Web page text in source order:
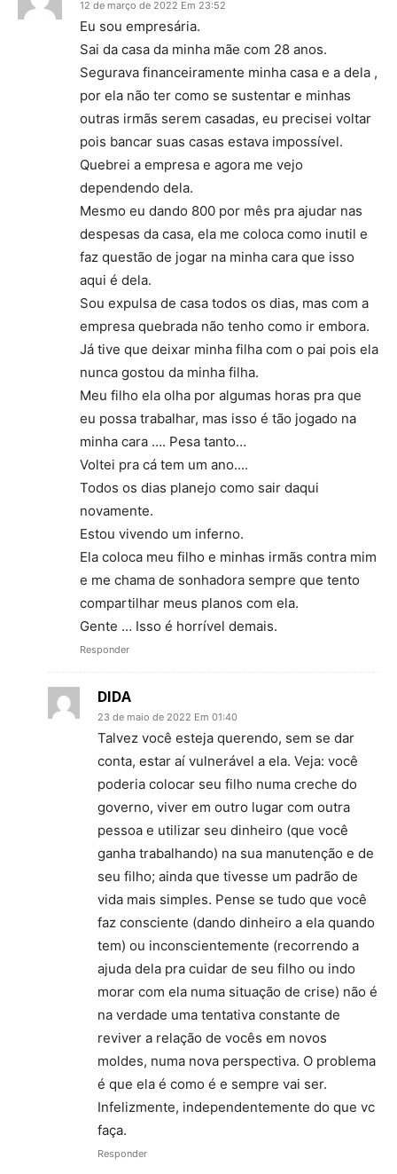
12 de março de 2022 Em 23:52
Eu sou empresária.
Sai da casa da minha mãe com 28 anos.
Segurava financeiramente minha casa e a dela ,
por ela não ter como se sustentar e minhas
outras irmãs serem casadas, eu precisei voltar
pois bancar suas casas estava impossível.
Quebrei a empresa e agora me vejo
dependendo dela.
Mesmo eu dando 800 por mês pra ajudar nas
despesas da casa, ela me coloca como inutil e
faz questão de jogar na minha cara que isso
aqui é dela.
Sou expulsa de casa todos os dias, mas com a
empresa quebrada não tenho como ir embora.
Já tive que deixar minha filha com o pai pois ela
nunca gostou da minha filha.
Meu filho ela olha por algumas horas pra que
eu possa trabalhar, mas isso é tão jogado na
minha cara …. Pesa tanto…
Voltei pra cá tem um ano….
Todos os dias planejo como sair daqui
novamente.
Estou vivendo um inferno.
Ela coloca meu filho e minhas irmãs contra mim
e me chama de sonhadora sempre que tento
compartilhar meus planos com ela.
Gente … Isso é horrível demais.
Responder
DIDA
23 de maio de 2022 Em 01:40
Talvez você esteja querendo, sem se dar
conta, estar aí vulnerável a ela. Veja: você
poderia colocar seu filho numa creche do
governo, viver em outro lugar com outra
pessoa e utilizar seu dinheiro (que você
ganha trabalhando) na sua manutenção e de
seu filho; ainda que tivesse um padrão de
vida mais simples. Pense se tudo que você
faz consciente (dando dinheiro a ela quando
tem) ou inconscientemente (recorrendo a
ajuda dela pra cuidar de seu filho ou indo
morar com ela numa situação de crise) não é
na verdade uma tentativa constante de
reviver a relação de vocês em novos
moldes, numa nova perspectiva. O problema
é que ela é como é e sempre vai ser.
Infelizmente, independentemente do que vc
faça.
Responder